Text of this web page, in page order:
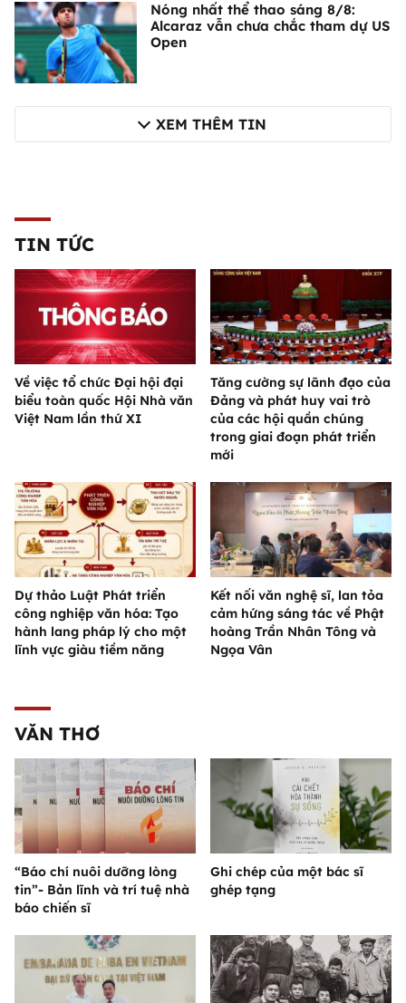
Nóng nhất thể thao sáng 8/8:
Alcaraz vẫn chưa chắc tham dự US
Open
XEM THÊM TIN
TIN TỨC
Về việc tổ chức Đại hội đại
biểu toàn quốc Hội Nhà văn
Việt Nam lần thứ XI
Tăng cường sự lãnh đạo của
Đảng và phát huy vai trò
của các hội quần chúng
trong giai đoạn phát triển
mới
Dự thảo Luật Phát triển
công nghiệp văn hóa: Tạo
hành lang pháp lý cho một
lĩnh vực giàu tiềm năng
Kết nối văn nghệ sĩ, lan tỏa
cảm hứng sáng tác về Phật
hoàng Trần Nhân Tông và
Ngọa Vân
VĂN THƠ
“Báo chí nuôi dưỡng lòng
tin”- Bản lĩnh và trí tuệ nhà
báo chiến sĩ
Ghi chép của một bác sĩ
ghép tạng